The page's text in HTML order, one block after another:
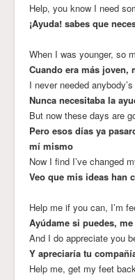
Help, you know I need
¡Ayuda! sabes que
When I was younger, so
Cuando era más joven,
I never needed
Nunca necesitaba la
But now these days are
Pero esos días ya
mí mismo
Now I find I’ve changed
Veo que mis ideas han
Help me if you can, I’m
Ayúdame si puedes,
And I do appreciate you
Y apreciaría tu
Help me, get my feet